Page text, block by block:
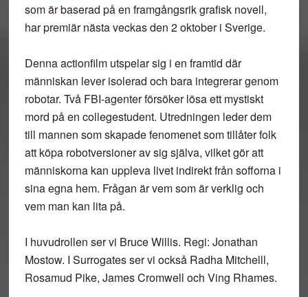
som är baserad på en framgångsrik grafisk novell,
har premiär nästa veckas den 2 oktober i Sverige.
Denna actionfilm utspelar sig i en framtid där
människan lever isolerad och bara integrerar genom
robotar. Två FBI-agenter försöker lösa ett mystiskt
mord på en collegestudent. Utredningen leder dem
till mannen som skapade fenomenet som tillåter folk
att köpa robotversioner av sig själva, vilket gör att
människorna kan uppleva livet indirekt från sofforna i
sina egna hem. Frågan är vem som är verklig och
vem man kan lita på.
I huvudrollen ser vi Bruce Willis. Regi: Jonathan
Mostow. I Surrogates ser vi också Radha Mitchelll,
Rosamud Pike, James Cromwell och Ving Rhames.